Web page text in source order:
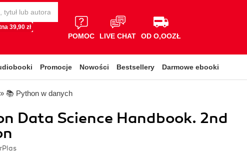
39,90 zł
POMOC LIVE CHAT OD O,OOZŁ
Promocje Nowości Bestsellery Darmowe ebooki
» 📚 Python w danych
Data Science Handbook. 2nd